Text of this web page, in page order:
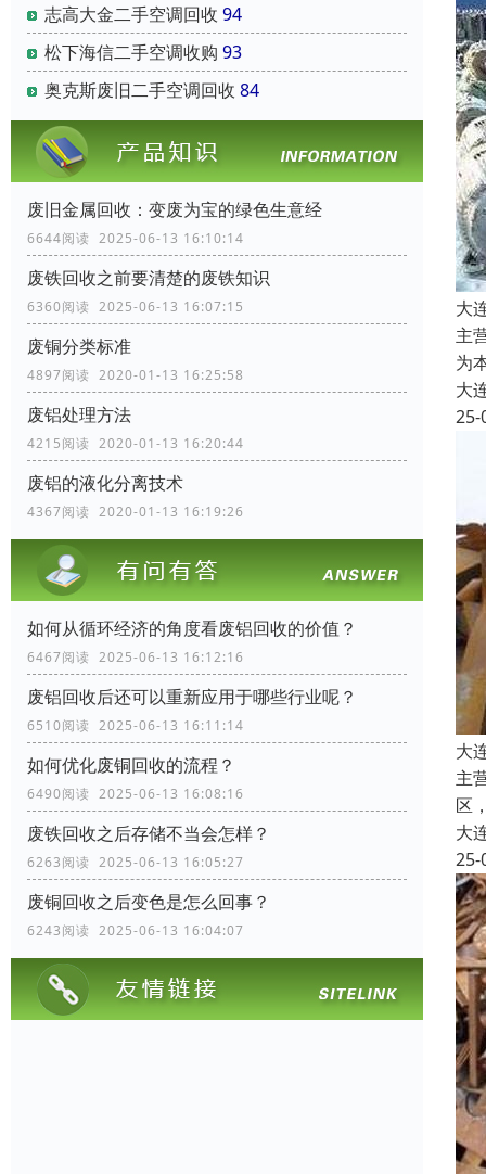
志高大金二手空调回收 94
松下海信二手空调收购 93
奥克斯废旧二手空调回收 84
废旧金属回收：变废为宝的绿色生意经
6644阅读 2025-06-13 16:10:14
废铁回收之前要清楚的废铁知识
6360阅读 2025-06-13 16:07:15
废铜分类标准
4897阅读 2020-01-13 16:25:58
废铝处理方法
4215阅读 2020-01-13 16:20:44
废铝的液化分离技术
4367阅读 2020-01-13 16:19:26
如何从循环经济的角度看废铝回收的价值？
6467阅读 2025-06-13 16:12:16
废铝回收后还可以重新应用于哪些行业呢？
6510阅读 2025-06-13 16:11:14
如何优化废铜回收的流程？
6490阅读 2025-06-13 16:08:16
废铁回收之后存储不当会怎样？
6263阅读 2025-06-13 16:05:27
废铜回收之后变色是怎么回事？
6243阅读 2025-06-13 16:04:07
大
主
为
大
25-
大
主
区
大
25-